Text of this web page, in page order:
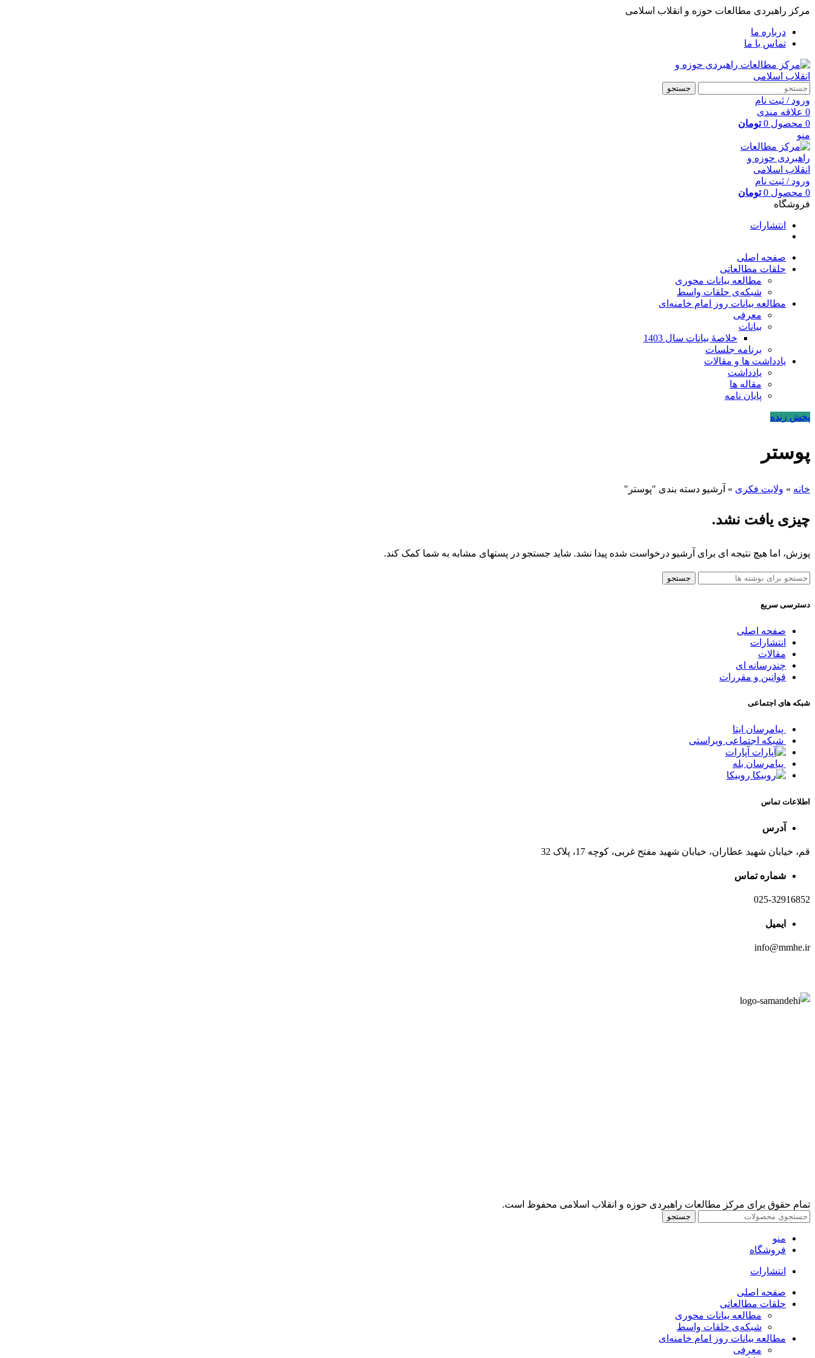
مرکز راهبردی مطالعات حوزه و انقلاب اسلامی
درباره ما
تماس با ما
جستجو
ورود / ثبت نام
0 علاقه مندی
0 محصول 0 تومان
منو
ورود / ثبت نام
0 محصول 0 تومان
فروشگاه
انتشارات
صفحه اصلی
حلقات مطالعاتی
مطالعه بیانات محوری
شبکه‌ی حلقات واسط
مطالعه بیانات روز امام خامنه‌ای
معرفی
بیانات
خلاصۀ بیانات سال 1403
برنامه جلسات
یادداشت ها و مقالات
یادداشت
مقاله ها
پایان نامه
پخش زنده
پوستر
خانه » ولایت فکری » آرشیو دسته بندی "پوستر"
چیزی یافت نشد.
پوزش، اما هیچ نتیجه ای برای آرشیو درخواست شده پیدا نشد. شاید جستجو در پستهای مشابه به شما کمک کند.
جستجو
دسترسی سریع
صفحه اصلی
انتشارات
مقالات
چندرسانه ای
قوانین و مقررات
شبکه های اجتماعی
پیامرسان ایتا
شبکه اجتماعی ویراستی
آپارات
پیامرسان بله
روبیکا
اطلاعات تماس
آدرس
قم، خیابان شهید عطاران، خیابان شهید مفتح غربی، کوچه 17، پلاک 32
شماره تماس
025-32916852
ایمیل
info@mmhe.ir
تمام حقوق برای مرکز مطالعات راهبردی حوزه و انقلاب اسلامی محفوظ است.
جستجو
منو
فروشگاه
انتشارات
صفحه اصلی
حلقات مطالعاتی
مطالعه بیانات محوری
شبکه‌ی حلقات واسط
مطالعه بیانات روز امام خامنه‌ای
معرفی